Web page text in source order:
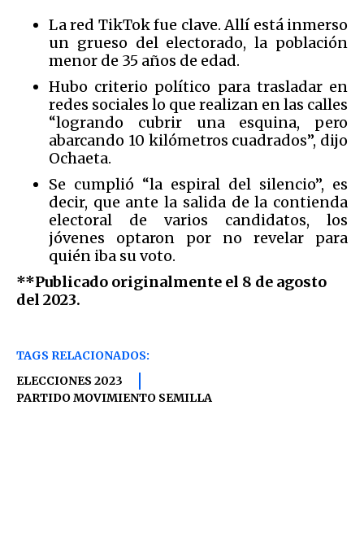
La red TikTok fue clave. Allí está inmerso
un grueso del electorado, la población
menor de 35 años de edad.
Hubo criterio político para trasladar en
redes sociales lo que realizan en las calles
“logrando cubrir una esquina, pero
abarcando 10 kilómetros cuadrados”, dijo
Ochaeta.
Se cumplió “la espiral del silencio”, es
decir, que ante la salida de la contienda
electoral de varios candidatos, los
jóvenes optaron por no revelar para
quién iba su voto.
**Publicado originalmente el 8 de agosto
del 2023.
TAGS RELACIONADOS:
ELECCIONES 2023
PARTIDO MOVIMIENTO SEMILLA